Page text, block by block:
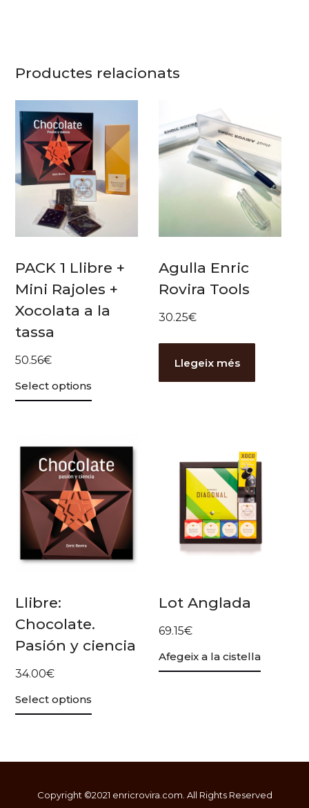
Productes relacionats
PACK 1 Llibre +
Mini Rajoles +
Xocolata a la
tassa
50.56€
Select options
Agulla Enric
Rovira Tools
30.25€
Llegeix més
Llibre:
Chocolate.
Pasión y ciencia
34.00€
Select options
Lot Anglada
69.15€
Afegeix a la cistella
Copyright ©2021 enricrovira.com. All Rights Reserved